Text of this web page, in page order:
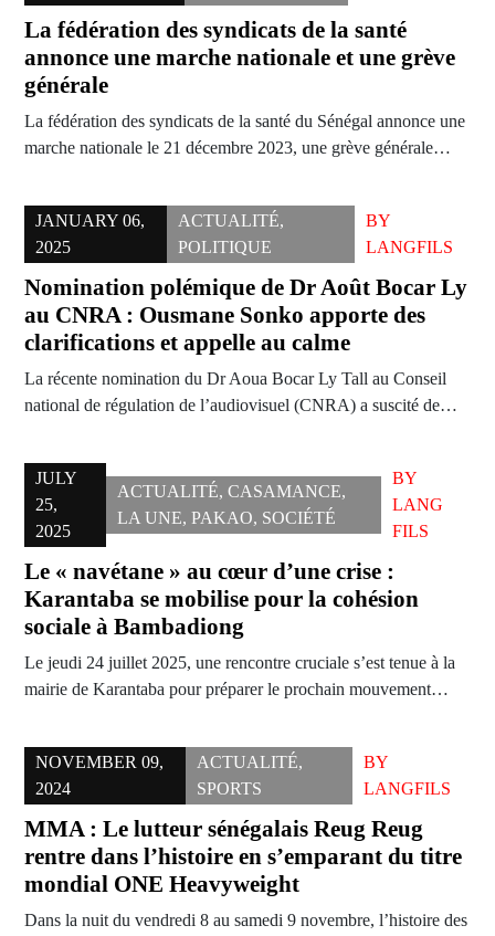
La fédération des syndicats de la santé
annonce une marche nationale et une grève
générale
La fédération des syndicats de la santé du Sénégal annonce une
marche nationale le 21 décembre 2023, une grève générale…
JANUARY 06,
2025
ACTUALITÉ,
POLITIQUE
BY
LANGFILS
Nomination polémique de Dr Août Bocar Ly
au CNRA : Ousmane Sonko apporte des
clarifications et appelle au calme
La récente nomination du Dr Aoua Bocar Ly Tall au Conseil
national de régulation de l’audiovisuel (CNRA) a suscité de…
JULY
25,
2025
ACTUALITÉ,CASAMANCE,
LA UNE,PAKAO, SOCIÉTÉ
BY
LANG
FILS
Le « navétane » au cœur d’une crise :
Karantaba se mobilise pour la cohésion
sociale à Bambadiong
Le jeudi 24 juillet 2025, une rencontre cruciale s’est tenue à la
mairie de Karantaba pour préparer le prochain mouvement…
NOVEMBER 09,
2024
ACTUALITÉ,
SPORTS
BY
LANGFILS
MMA : Le lutteur sénégalais Reug Reug
rentre dans l’histoire en s’emparant du titre
mondial ONE Heavyweight
Dans la nuit du vendredi 8 au samedi 9 novembre, l’histoire des